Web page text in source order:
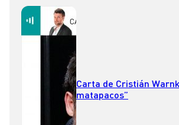
Carta de Cristián
matapacos”